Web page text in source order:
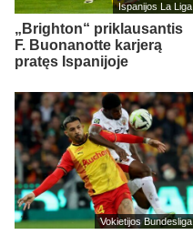
Ispanijos La Liga
„Brighton“ priklausantis
F. Buonanotte karjerą
pratęs Ispanijoje
Vokietijos Bundesliga